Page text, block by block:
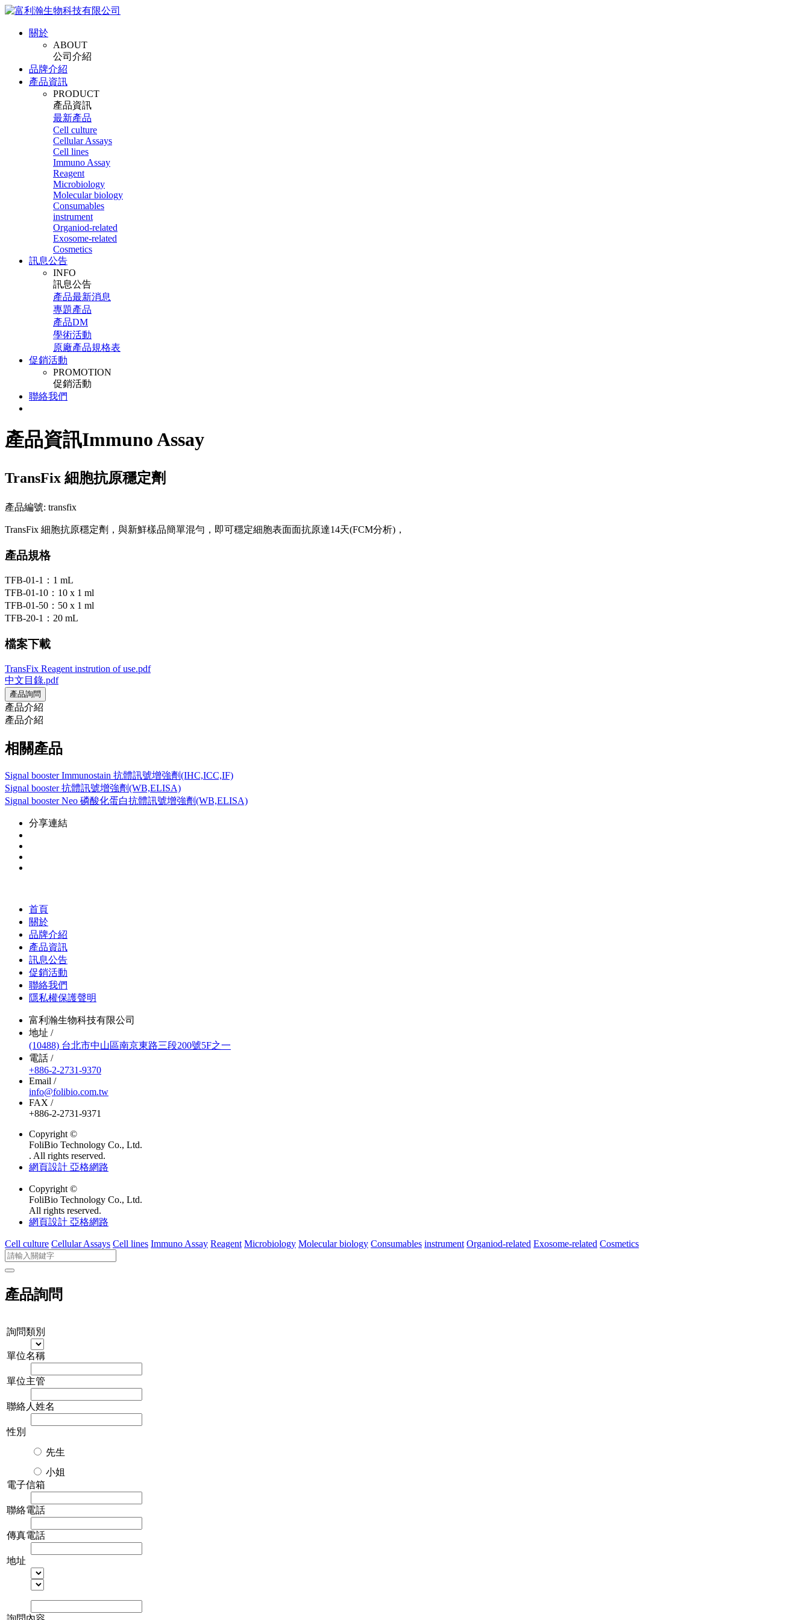
關於
ABOUT
公司介紹
品牌介紹
產品資訊
PRODUCT
產品資訊
最新產品
Cell culture
Cellular Assays
Cell lines
Immuno Assay
Reagent
Microbiology
Molecular biology
Consumables
instrument
Organiod-related
Exosome-related
Cosmetics
訊息公告
INFO
訊息公告
產品最新消息
專題產品
產品DM
學術活動
原廠產品規格表
促銷活動
PROMOTION
促銷活動
聯絡我們
產品資訊Immuno Assay
TransFix 細胞抗原穩定劑
產品編號: transfix
TransFix 細胞抗原穩定劑，與新鮮樣品簡單混勻，即可穩定細胞表⾯面抗原達14天(FCM分析)，
產品規格
TFB-01-1： 1 mL
TFB-01-10： 10 x 1 ml
TFB-01-50： 50 x 1 ml
TFB-20-1： 20 mL
檔案下載
TransFix Reagent instrution of use.pdf
中文目錄.pdf
產品詢問
產品介紹
產品介紹
相關產品
Signal booster Immunostain 抗體訊號增強劑(IHC,ICC,IF)
Signal booster 抗體訊號增強劑(WB,ELISA)
Signal booster Neo 磷酸化蛋白抗體訊號增強劑(WB,ELISA)
分享連結
首頁
關於
品牌介紹
產品資訊
訊息公告
促銷活動
聯絡我們
隱私權保護聲明
富利瀚生物科技有限公司
地址 /
(10488) 台北市中山區南京東路三段200號5F之一
電話 /
+886-2-2731-9370
Email /
info@folibio.com.tw
FAX /
+886-2-2731-9371
Copyright ©
FoliBio Technology Co., Ltd.
. All rights reserved.
網頁設計 亞格網路
Copyright ©
FoliBio Technology Co., Ltd.
All rights reserved.
網頁設計 亞格網路
Cell culture Cellular Assays Cell lines Immuno Assay Reagent Microbiology Molecular biology Consumables instrument Organiod-related Exosome-related Cosmetics
產品詢問
詢問類別
單位名稱
單位主管
聯絡人姓名
性別
先生
小姐
電子信箱
聯絡電話
傳真電話
地址